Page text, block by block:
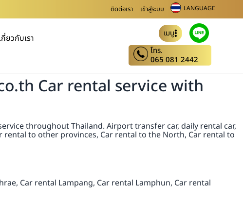
ติดต่อเรา เข้าสู่ระบบ LANGUAGE
กี่ยวกับเรา
เมนู
โทร.
065 081 2442
Car rental service with
throughout Thailand. Airport transfer car, daily rental car,
to other provinces, Car rental to the North, Car rental to
Car rental Lampang, Car rental Lamphun, Car rental